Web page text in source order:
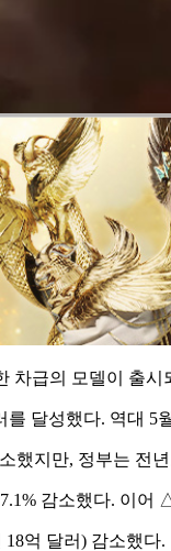
차급의 모델이 출
달성했다. 역대 5
했지만, 정부는
감소했다. 이
18억 달러) 감소했다.